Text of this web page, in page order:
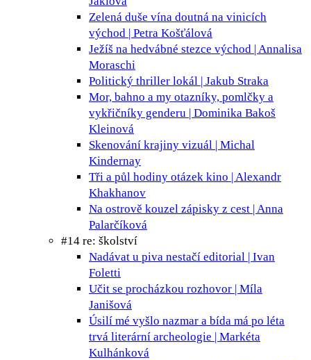
Zelená duše vína doutná na vinicích
východ | Petra Košťálová
Ježíš na hedvábné stezce východ | Annalisa
Moraschi
Politický thriller lokál | Jakub Straka
Mor, bahno a my otazníky, pomlčky a
vykřičníky genderu | Dominika Bakoš
Kleinová
Skenování krajiny vizuál | Michal
Kindernay
Tři a půl hodiny otázek kino | Alexandr
Khakhanov
Na ostrově kouzel zápisky z cest | Anna
Palarčíková
#14 re: školství
Nadávat u piva nestačí editorial | Ivan
Foletti
Učit se procházkou rozhovor | Míla
Janišová
Úsilí mé vyšlo nazmar a bída má po léta
trvá literární archeologie | Markéta
Kulhánková